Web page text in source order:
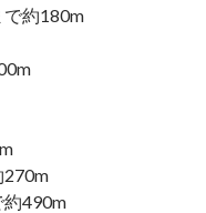
約180m
270m
490m